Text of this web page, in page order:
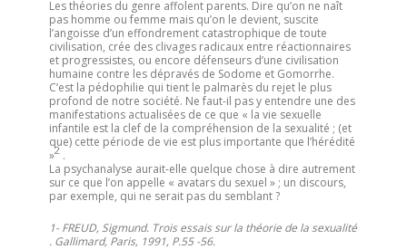
Les théories du genre affolent parents. Dire qu’on ne naît
pas homme ou femme mais qu’on le devient, suscite
l’angoisse d’un effondrement catastrophique de toute
civilisation, crée des clivages radicaux entre réactionnaires
et progressistes, ou encore défenseurs d’une civilisation
humaine contre les dépravés de Sodome et Gomorrhe.
C’est la pédophilie qui tient le palmarès du rejet le plus
profond de notre société. Ne faut-il pas y entendre une des
manifestations actualisées de ce que « la vie sexuelle
infantile est la clef de la compréhension de la sexualité ; (et
que) cette période de vie est plus importante que l’hérédité
»2 .
La psychanalyse aurait-elle quelque chose à dire autrement
sur ce que l’on appelle « avatars du sexuel » ; un discours,
par exemple, qui ne serait pas du semblant ?
1- FREUD, Sigmund. Trois essais sur la théorie de la sexualité
. Gallimard, Paris, 1991, P.55 -56.